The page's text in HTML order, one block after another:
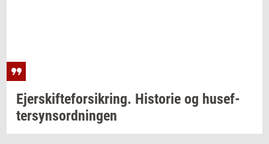
Ejer­skif­te­for­sik­ring. Hi­sto­rie og hu­s­ef­
ter­syns­ord­nin­gen